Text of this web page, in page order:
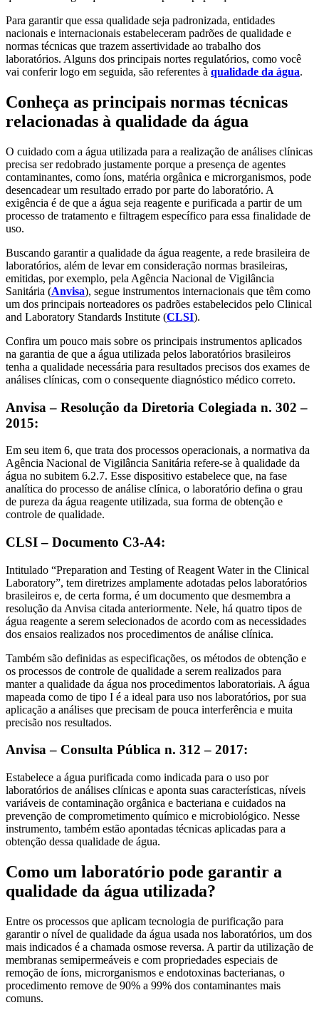
Para garantir que essa qualidade seja padronizada, entidades
nacionais e internacionais estabeleceram padrões de qualidade e
normas técnicas que trazem assertividade ao trabalho dos
laboratórios. Alguns dos principais nortes regulatórios, como você
vai conferir logo em seguida, são referentes à qualidade da água.
Conheça as principais normas técnicas
relacionadas à qualidade da água
O cuidado com a água utilizada para a realização de análises clínicas
precisa ser redobrado justamente porque a presença de agentes
contaminantes, como íons, matéria orgânica e microrganismos, pode
desencadear um resultado errado por parte do laboratório. A
exigência é de que a água seja reagente e purificada a partir de um
processo de tratamento e filtragem específico para essa finalidade de
uso.
Buscando garantir a qualidade da água reagente, a rede brasileira de
laboratórios, além de levar em consideração normas brasileiras,
emitidas, por exemplo, pela Agência Nacional de Vigilância
Sanitária (Anvisa), segue instrumentos internacionais que têm como
um dos principais norteadores os padrões estabelecidos pelo Clinical
and Laboratory Standards Institute (CLSI).
Confira um pouco mais sobre os principais instrumentos aplicados
na garantia de que a água utilizada pelos laboratórios brasileiros
tenha a qualidade necessária para resultados precisos dos exames de
análises clínicas, com o consequente diagnóstico médico correto.
Anvisa – Resolução da Diretoria Colegiada n. 302 –
2015:
Em seu item 6, que trata dos processos operacionais, a normativa da
Agência Nacional de Vigilância Sanitária refere-se à qualidade da
água no subitem 6.2.7. Esse dispositivo estabelece que, na fase
analítica do processo de análise clínica, o laboratório defina o grau
de pureza da água reagente utilizada, sua forma de obtenção e
controle de qualidade.
CLSI – Documento C3-A4:
Intitulado “Preparation and Testing of Reagent Water in the Clinical
Laboratory”, tem diretrizes amplamente adotadas pelos laboratórios
brasileiros e, de certa forma, é um documento que desmembra a
resolução da Anvisa citada anteriormente. Nele, há quatro tipos de
água reagente a serem selecionados de acordo com as necessidades
dos ensaios realizados nos procedimentos de análise clínica.
Também são definidas as especificações, os métodos de obtenção e
os processos de controle de qualidade a serem realizados para
manter a qualidade da água nos procedimentos laboratoriais. A água
mapeada como de tipo I é a ideal para uso nos laboratórios, por sua
aplicação a análises que precisam de pouca interferência e muita
precisão nos resultados.
Anvisa – Consulta Pública n. 312 – 2017:
Estabelece a água purificada como indicada para o uso por
laboratórios de análises clínicas e aponta suas características, níveis
variáveis de contaminação orgânica e bacteriana e cuidados na
prevenção de comprometimento químico e microbiológico. Nesse
instrumento, também estão apontadas técnicas aplicadas para a
obtenção dessa qualidade de água.
Como um laboratório pode garantir a
qualidade da água utilizada?
Entre os processos que aplicam tecnologia de purificação para
garantir o nível de qualidade da água usada nos laboratórios, um dos
mais indicados é a chamada osmose reversa. A partir da utilização de
membranas semipermeáveis e com propriedades especiais de
remoção de íons, microrganismos e endotoxinas bacterianas, o
procedimento remove de 90% a 99% dos contaminantes mais
comuns.